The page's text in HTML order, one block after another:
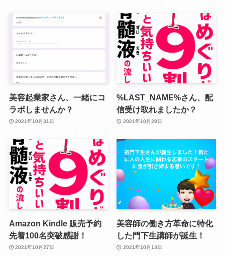
美容起業家さん、一緒にコ
ラボしませんか？
2021年10月31日
%LAST_NAME%さん、配
信受け取れましたか？
2021年10月28日
Amazon Kindle 販売予約
先着100名突破感謝！
2021年10月27日
美容師の働き方革命に特化
した門下生講師が誕生！
2021年10月13日